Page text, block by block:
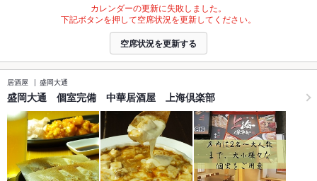
カレンダーの更新に失敗しました。
下記ボタンを押して空席状況を更新してください。
空席状況を更新する
居酒屋 盛岡大通
盛岡大通 個室完備 中華居酒屋 上海倶楽部